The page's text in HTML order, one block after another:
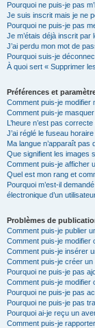
Pourquoi ne puis-je pas
Je suis inscrit mais je ne
Pourquoi ne puis-je pas
Je m’étais déjà inscrit
J’ai perdu mon mot de
Pourquoi suis-je
À quoi sert « Supprimer
Préférences et
Comment puis-je modifier
Comment puis-je
L’heure n’est pas correcte
J’ai réglé le fuseau
Ma langue n’apparaît pas
Que signifient les images
Comment puis-je afficher
Quel est mon rang et
Pourquoi m’est-il
électronique d’un
Problèmes de
Comment puis-je publier
Comment puis-je modifier
Comment puis-je insérer
Comment puis-je créer un
Pourquoi ne puis-je pas
Comment puis-je modifier
Pourquoi ne puis-je pas
Pourquoi ne puis-je pas
Pourquoi ai-je reçu un
Comment puis-je